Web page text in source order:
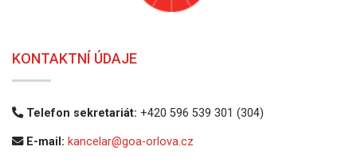
KONTAKTNÍ ÚDAJE
Telefon sekretariát: +420 596 539 301 (304)
E-mail: kancelar@goa-orlova.cz